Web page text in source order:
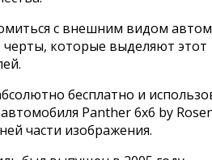
с внешним видом
черты, которые выделяют этот
бесплатно и
Panther 6x6 by
части изображения.